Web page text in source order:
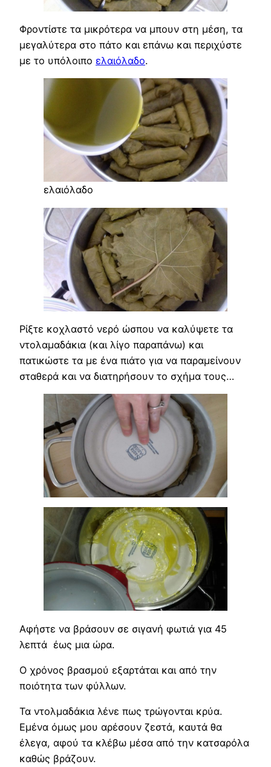
Φροντίστε τα μικρότερα να μπουν στη μέση, τα
μεγαλύτερα στο πάτο και επάνω και περιχύστε
με το υπόλοιπο ελαιόλαδο.
ελαιόλαδο
Ρίξτε κοχλαστό νερό ώσπου να καλύψετε τα
ντολαμαδάκια (και λίγο παραπάνω) και
πατικώστε τα με ένα πιάτο για να παραμείνουν
σταθερά και να διατηρήσουν το σχήμα τους…
Αφήστε να βράσουν σε σιγανή φωτιά για 45
λεπτά έως μια ώρα.
Ο χρόνος βρασμού εξαρτάται και από την
ποιότητα των φύλλων.
Τα ντολμαδάκια λένε πως τρώγονται κρύα.
Εμένα όμως μου αρέσουν ζεστά, καυτά θα
έλεγα, αφού τα κλέβω μέσα από την κατσαρόλα
καθώς βράζουν.